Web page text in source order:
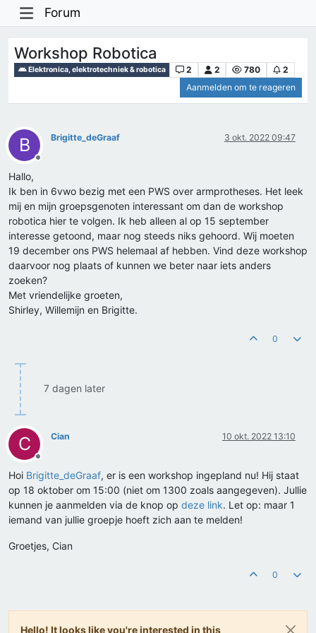
Forum
Workshop Robotica
Elektronica, elektrotechniek & robotica 2 2 780
2
Aanmelden om te reageren
B
Offline
Brigitte_deGraaf 3 okt. 2022 09:47
Hallo,
Ik ben in 6vwo bezig met een PWS over armprotheses. Het leek
mij en mijn groepsgenoten interessant om dan de workshop
robotica hier te volgen. Ik heb alleen al op 15 september
interesse getoond, maar nog steeds niks gehoord. Wij moeten
19 december ons PWS helemaal af hebben. Vind deze workshop
daarvoor nog plaats of kunnen we beter naar iets anders
zoeken?
Met vriendelijke groeten,
Shirley, Willemijn en Brigitte.
0
7 dagen later
C
Offline
Cian 10 okt. 2022 13:10
Hoi Brigitte_deGraaf, er is een workshop ingepland nu! Hij staat
op 18 oktober om 15:00 (niet om 1300 zoals aangegeven). Jullie
kunnen je aanmelden via de knop op deze link. Let op: maar 1
iemand van jullie groepje hoeft zich aan te melden!
Groetjes, Cian
0
Hello! It looks like you're interested in this